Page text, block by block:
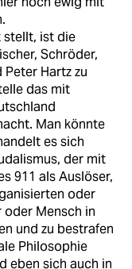
stellt, ist die
Schröder,
Hartz zu
das mit
Man könnte
es sich
der mit
911 als Auslöser,
oder
Mensch in
und zu bestrafen
Philosophie
eben sich auch in